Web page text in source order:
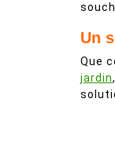
Un
Que
jardin